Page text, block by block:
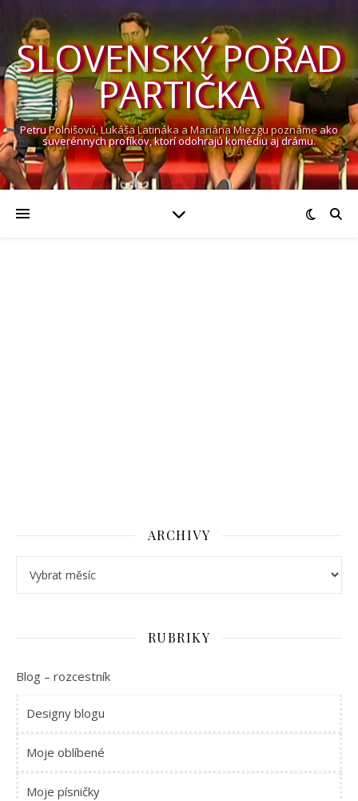
SLOVENSKÝ POŘAD
PARTIČKA
Petru Polnišovú, Lukáša Latináka a Mariána Miezgu poznáme ako
suverénnych profíkov, ktorí odohrajú komédiu aj drámu.
ARCHIVY
RUBRIKY
Blog – rozcestník
Designy blogu
Moje oblíbené
Moje písničky